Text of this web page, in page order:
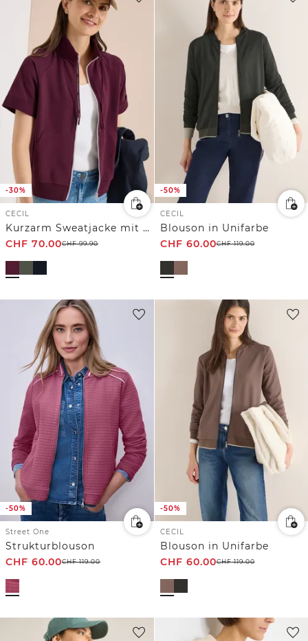
-30%
CECIL
Kurzarm Sweatjacke mit Zipper
CHF 70.00CHF99.90
-50%
CECIL
Blouson in Unifarbe
CHF 60.00CHF119.00
-50%
Street One
Strukturblouson
CHF 60.00CHF119.00
-50%
CECIL
Blouson in Unifarbe
CHF 60.00CHF119.00